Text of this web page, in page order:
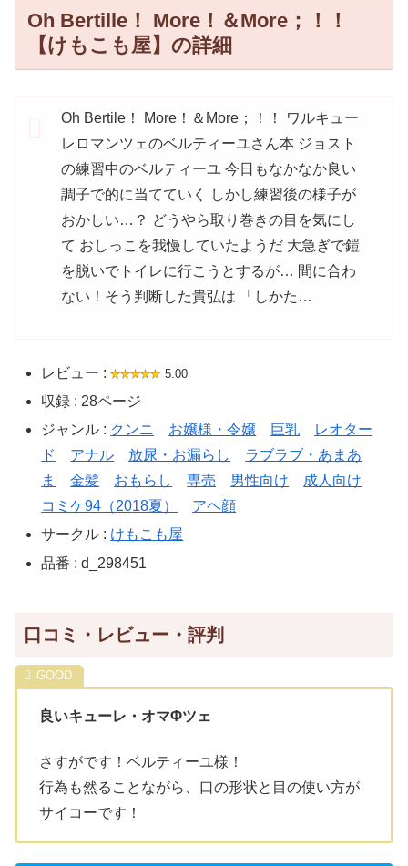
Oh Bertille！ More！＆More；！！
【けもこも屋】の詳細
Oh Bertile！ More！＆More；！！ ワルキュー
レロマンツェのベルティーユさん本 ジョスト
の練習中のベルティーユ 今日もなかなか良い
調子で的に当てていく しかし練習後の様子が
おかしい…？ どうやら取り巻きの目を気にし
て おしっこを我慢していたようだ 大急ぎで鎧
を脱いでトイレに行こうとするが… 間に合わ
ない！そう判断した貴弘は 「しかた…
レビュー : 5.00
収録 : 28ページ
ジャンル : クンニ お嬢様・令嬢 巨乳
レオター
ド
アナル 放尿・お漏らし
ラブラブ・あまあ
ま
金髪 おもらし 専売 男性向け
成人向け
コミケ94（2018夏）
アヘ顔
サークル : けもこも屋
品番 : d_298451
口コミ・レビュー・評判
良いキューレ・オマΦツェ
さすがです！ベルティーユ様！
行為も然ることながら、口の形状と目の使い方が
サイコーです！